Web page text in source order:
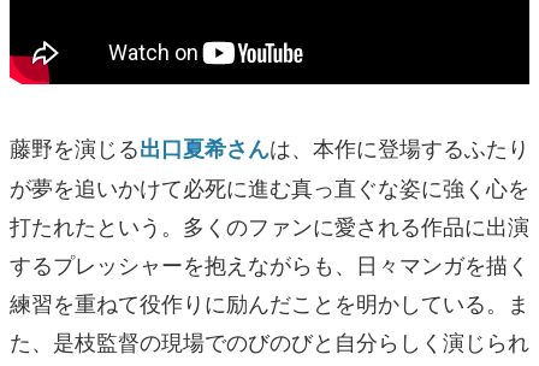
藤野を演じる出口夏希さんは、本作に登場するふたり
が夢を追いかけて必死に進む真っ直ぐな姿に強く心を
打たれたという。多くのファンに愛される作品に出演
するプレッシャーを抱えながらも、日々マンガを描く
練習を重ねて役作りに励んだことを明かしている。ま
た、是枝監督の現場でのびのびと自分らしく演じられ